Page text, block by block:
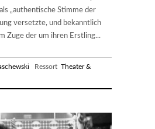
„authentische Stimme der
versetzte, und bekanntlich
Zuge der um ihren Erstling...
Ressort Theater &